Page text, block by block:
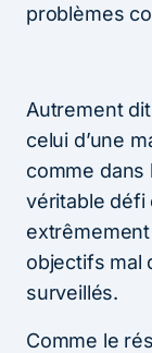
problèmes
Autrement
celui d’une
comme dans
véritable défi
objectifs mal
surveillés.
Comme le